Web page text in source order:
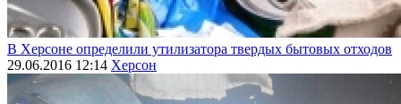
В Херсоне определили утилизатора твердых бытовых отходов
29.06.2016 12:14 Херсон